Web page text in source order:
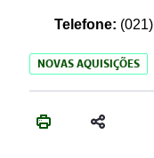
Telefone: (021)
NOVAS AQUISIÇÕES